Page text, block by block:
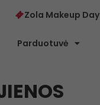
Zola Makeup Day
Parduotuvė